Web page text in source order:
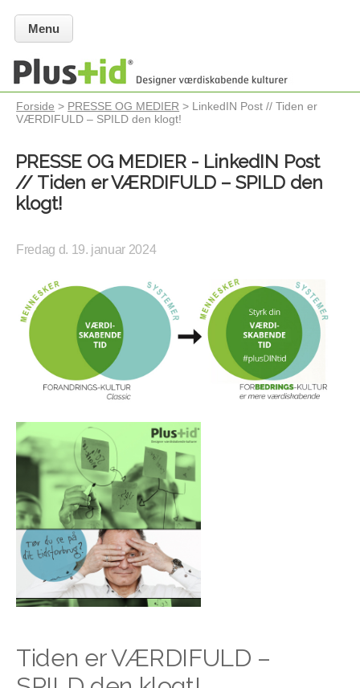
Menu
Forside > PRESSE OG MEDIER > LinkedIN Post // Tiden er
VÆRDIFULD – SPILD den klogt!
PRESSE OG MEDIER - LinkedIN Post
// Tiden er VÆRDIFULD – SPILD den
klogt!
Fredag d. 19. januar 2024
Tiden er VÆRDIFULD –